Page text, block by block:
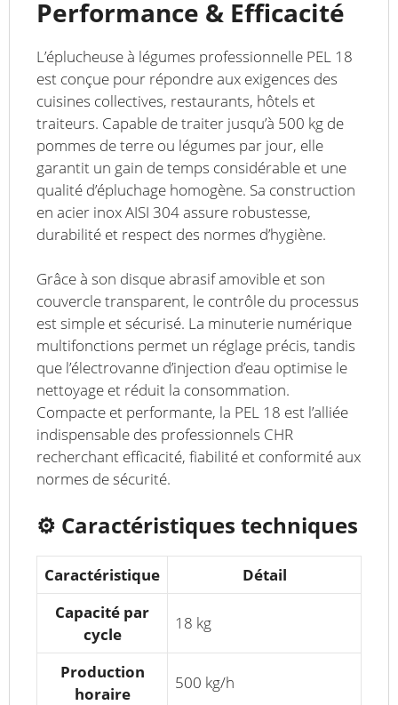
Performance & Efficacité
L’éplucheuse à légumes professionnelle PEL 18
est conçue pour répondre aux exigences des
cuisines collectives, restaurants, hôtels et
traiteurs. Capable de traiter jusqu’à 500 kg de
pommes de terre ou légumes par jour, elle
garantit un gain de temps considérable et une
qualité d’épluchage homogène. Sa construction
en acier inox AISI 304 assure robustesse,
durabilité et respect des normes d’hygiène.
Grâce à son disque abrasif amovible et son
couvercle transparent, le contrôle du processus
est simple et sécurisé. La minuterie numérique
multifonctions permet un réglage précis, tandis
que l’électrovanne d’injection d’eau optimise le
nettoyage et réduit la consommation.
Compacte et performante, la PEL 18 est l’alliée
indispensable des professionnels CHR
recherchant efficacité, fiabilité et conformité aux
normes de sécurité.
⚙️ Caractéristiques techniques
Caractéristique
Détail
Capacité par
cycle
18 kg
Production
horaire
500 kg/h